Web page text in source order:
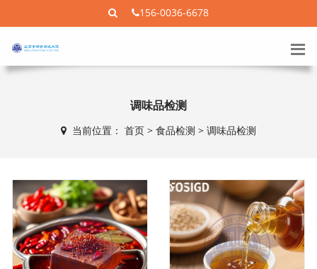
156-0036-6678
调味品检测
当前位置： 首页> 食品检测 > 调味品检测